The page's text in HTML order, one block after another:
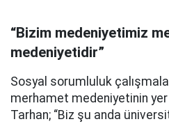
“Bizim medeniyetimiz
medeniyetidir”
Sosyal sorumluluk
merhamet medeniyetinin yer
Tarhan; “Biz şu anda